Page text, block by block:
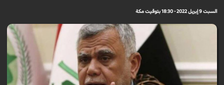
السبت 9 إبريل 2022 - 18:30 بتوقيت مكة